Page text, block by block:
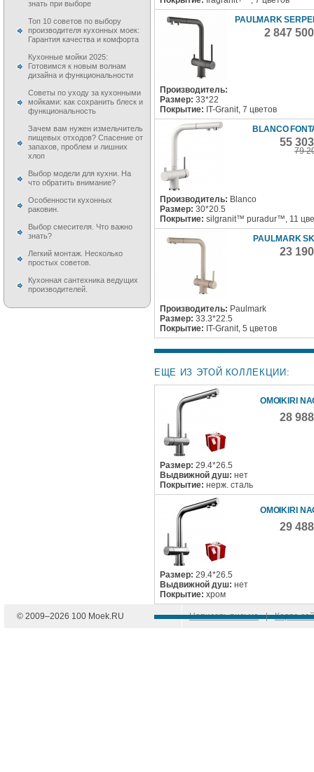
PAULMARK
2 847
Производитель:
Размер: 33*22
Покрытие: IT-Granit, 7 цветов
BLANCO
55
79
Производитель: Blanco
Размер: 30*20.5
Покрытие: silgranit™ puradur™, 11
PAULMARK
23
Производитель: Paulmark
Размер: 33.3*22.5
Покрытие: IT-Granit, 5 цветов
ЕЩЕ ИЗ ЭТОЙ КОЛЛЕКЦИИ:
OMOIKIRI
28
Размер: 29.4*26.5
Выдвижной душ: нет
Покрытие: нерж. сталь
OMOIKIRI
29
Размер: 29.4*26.5
Выдвижной душ: нет
Покрытие: хром
знать при выборе
Топ 10 советов по выбору
производителя кухонных моек:
Гарантия качества и комфорта
Кухонные мойки 2025:
Готовимся к новым волнам
дизайна и функциональности
Советы по уходу за кухонными
мойками: как сохранить блеск и
функциональность
Зачем вам нужен измельчитель
пищевых отходов? Спасение от
запахов, проблем и лишних
хлоп
Выбор модели для кухни. На
что обратить внимание?
Особенности кухонных
раковин.
Выбор смесителя. Что важно
знать?
Легкий монтаж. Несколько
простых советов.
Кухонная сантехника ведущих
производителей.
© 2009–2026 100 Moek.RU Написать письмо | Карта